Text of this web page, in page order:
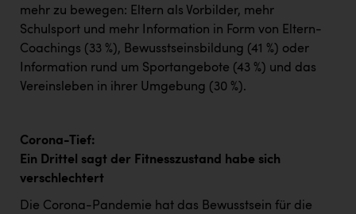
mehr zu bewegen: Eltern als Vorbilder, mehr
Schulsport und mehr Information in Form von Eltern-
Coachings (33 %), Bewusstseinsbildung (41 %) oder
Information rund um Sportangebote (43 %) und das
Vereinsleben in ihrer Umgebung (30 %).
Corona-Tief:
Ein Drittel sagt der Fitnesszustand habe sich
verschlechtert
Die Corona-Pandemie hat das Bewusstsein für die